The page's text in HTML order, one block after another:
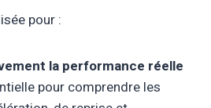
pour :
la performance réelle
pour comprendre les